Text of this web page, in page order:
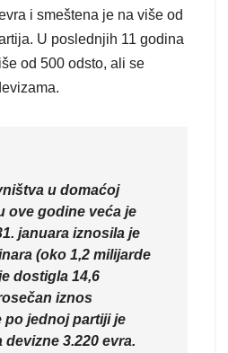
i smeštena je na više od
U poslednjih 11 godina
od 500 odsto, ali se
u domaćoj
ove godine veća je
januara iznosila je
(oko 1,2 milijarde
dostigla 14,6
iznos
po jednoj partiji je
devizne 3.220 evra.